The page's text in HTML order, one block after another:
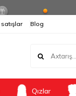
Blog
Qızlar